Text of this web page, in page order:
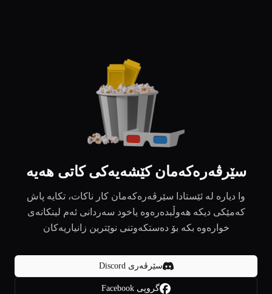
سێرڤەرەکەمان کێشەیەکی کاتی هەیە
وا دیارە لە ئێستادا سێرڤەرەکەمان کار ناکات، تکایە پاش
کەمێکی دیکە هەوڵبدەرەوە یاخود سەردانی ئەم لینکانەی
خوارەوە بکە بۆ دەستکەوتنی نوێترین زانیاریەکان
سێرڤەری Discord
گروپی Facebook